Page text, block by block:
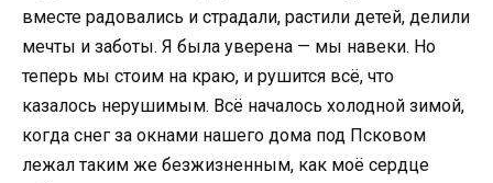
вместе радовались и страдали, растили детей, делили
мечты и заботы. Я была уверена — мы навеки. Но
теперь мы стоим на краю, и рушится всё, что
казалось нерушимым. Всё началось холодной зимой,
когда снег за окнами нашего дома под Псковом
лежал таким же безжизненным, как моё сердце